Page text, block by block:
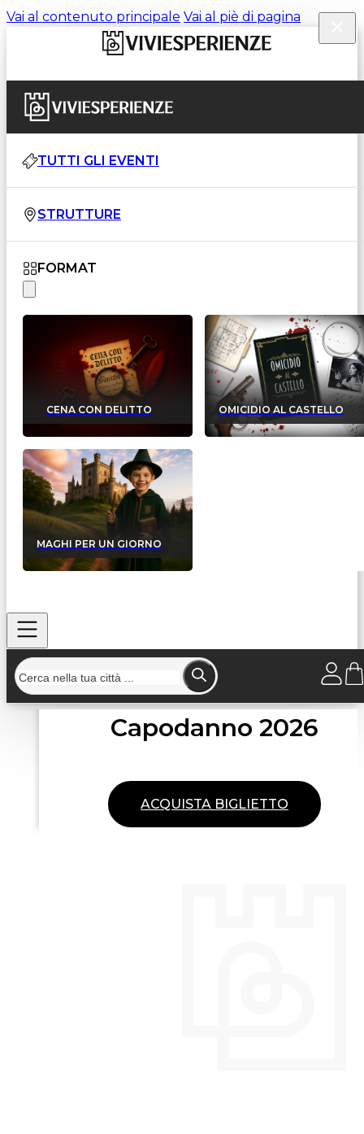
Vai al contenuto principale Vai al piè di pagina
TUTTI GLI EVENTI
STRUTTURE
FORMAT
CENA CON DELITTO OMICIDIO AL CASTELLO
MAGHI PER UN GIORNO
Capodanno 2026
ACQUISTA BIGLIETTO